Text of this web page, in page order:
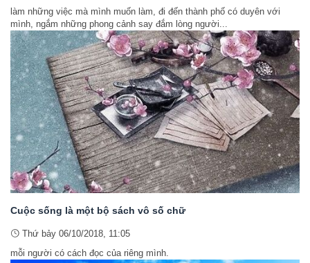
làm những việc mà mình muốn làm, đi đến thành phố có duyên với
mình, ngắm những phong cảnh say đắm lòng người...
Cuộc sống là một bộ sách vô số chữ
Thứ bảy 06/10/2018, 11:05
mỗi người có cách đọc của riêng mình.